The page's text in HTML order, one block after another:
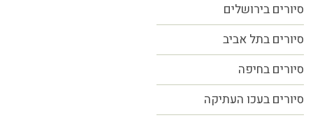
סיורים בירושלים
סיורים בתל אביב
סיורים בחיפה
סיורים בעכו העתיקה